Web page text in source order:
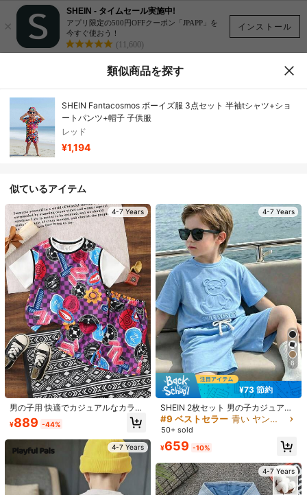
インストール
×
SHEIN - タイムセール実施中!
アプリ限定の500円OFFクーポン「JPAPP」を
今すぐ使おう！
(11,600)
1/5
類似商品を探す
SHEIN Fantacosmos ボーイズ服 3点セット 半袖tシャツ+ショ
ートパンツ+帽子 子供服
レッド
¥1,194
似ているアイテム
4-7 Years
男の子用 快適でカジュアルなカラフ
ルな半袖2in1Tシャツとショーツ プ
リント柄
¥889 -44%
4-7 Years
4-7 Years
6
¥73 節約
SHEIN 2枚セット 男の子カジュアル
かわいいクマプリント Tシャツ&シ
ョーツ、夏に最適
#9 ベストセラー 青い ヤングボーイズセット
50+ sold
¥659 -10%
4-7 Years